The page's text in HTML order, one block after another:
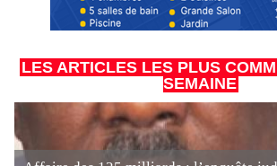
LES ARTICLES LES PLUS
SEMAINE